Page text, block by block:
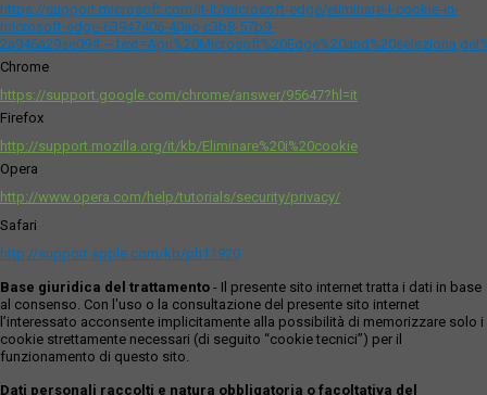
https://support.microsoft.com/it-it/microsoft-edge/eliminare-i-cookie-in-
microsoft-edge-63947406-40ac-c3b8-57b9-
Chrome
https://support.google.com/chrome/answer/95647?hl=it
Firefox
http://support.mozilla.org/it/kb/Eliminare%20i%20cookie
Opera
http://www.opera.com/help/tutorials/security/privacy/
Safari
http://support.apple.com/kb/ph11920
Base giuridica del trattamento - Il presente sito internet tratta i dati in base
al consenso. Con l'uso o la consultazione del presente sito internet
l’interessato acconsente implicitamente alla possibilità di memorizzare solo i
cookie strettamente necessari (di seguito “cookie tecnici”) per il
funzionamento di questo sito.
Dati personali raccolti e natura obbligatoria o facoltativa del